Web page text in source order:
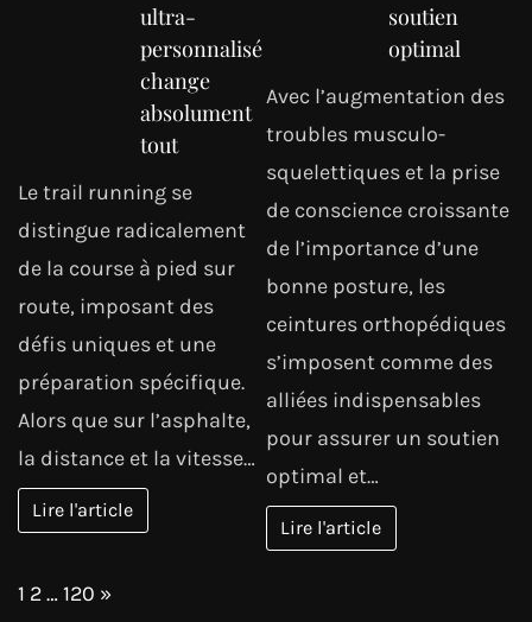
ultra-
personnalisé
change
absolument
tout
Le trail running se
distingue radicalement
de la course à pied sur
route, imposant des
défis uniques et une
préparation spécifique.
Alors que sur l’asphalte,
la distance et la vitesse…
Lire l'article
soutien
optimal
Avec l’augmentation des
troubles musculo-
squelettiques et la prise
de conscience croissante
de l’importance d’une
bonne posture, les
ceintures orthopédiques
s’imposent comme des
alliées indispensables
pour assurer un soutien
optimal et…
Lire l'article
Page:
1 2…120 Next
»